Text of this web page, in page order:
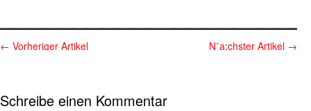
← Vorheriger Artikel N¨a;chster Artikel →
Schreibe einen Kommentar